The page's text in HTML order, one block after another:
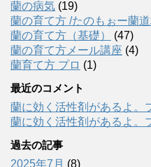
蘭の病気 (19)
蘭の育て方 /たのもぉー蘭
蘭の育て方（基礎）
(47)
蘭の育て方メール講座 (4)
蘭育て方 プロ (1)
最近のコメント
蘭に効く活性剤があるよ。
蘭に効く活性剤があるよ。
過去の記事
2025年7月 (8)